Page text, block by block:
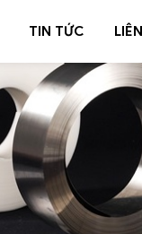
TIN TỨC